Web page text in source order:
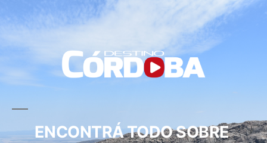
ENCONTRÁ TODO SOBRE